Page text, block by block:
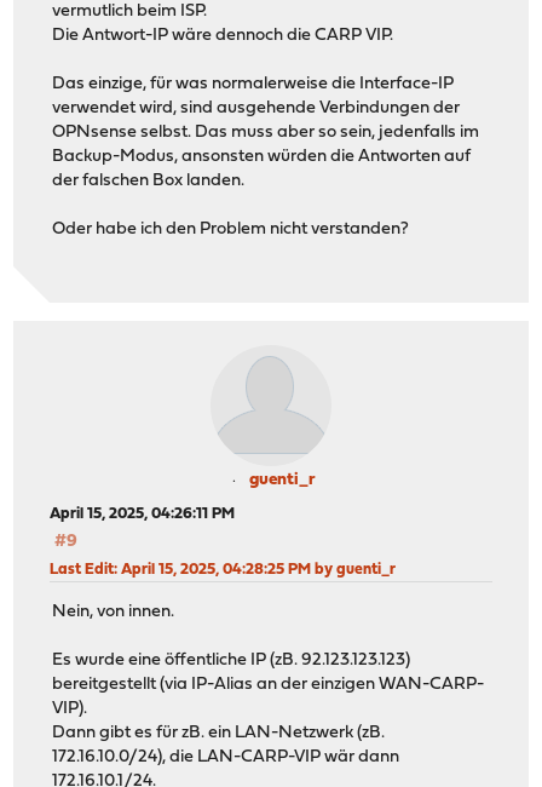
vermutlich beim ISP.
Die Antwort-IP wäre dennoch die CARP VIP.
Das einzige, für was normalerweise die Interface-IP
verwendet wird, sind ausgehende Verbindungen der
OPNsense selbst. Das muss aber so sein, jedenfalls im
Backup-Modus, ansonsten würden die Antworten auf
der falschen Box landen.
Oder habe ich den Problem nicht verstanden?
guenti_r
April 15, 2025, 04:26:11 PM
#9
Last Edit: April 15, 2025, 04:28:25 PM by guenti_r
Nein, von innen.
Es wurde eine öffentliche IP (zB. 92.123.123.123)
bereitgestellt (via IP-Alias an der einzigen WAN-CARP-
VIP).
Dann gibt es für zB. ein LAN-Netzwerk (zB.
172.16.10.0/24), die LAN-CARP-VIP wär dann
172.16.10.1/24.